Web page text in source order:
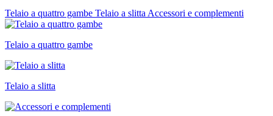
Telaio a quattro gambe Telaio a slitta Accessori e complementi
Telaio a quattro gambe
Telaio a slitta